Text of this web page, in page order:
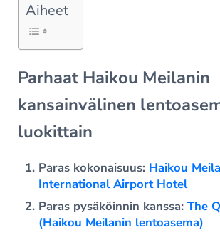
Aiheet
Parhaat Haikou Meilanin
kansainvälinen
luokittain
Paras kokonaisuus: Haikou
International Airport Hotel
Paras pysäköinnin kanssa:The
(Haikou Meilanin lentoasema)